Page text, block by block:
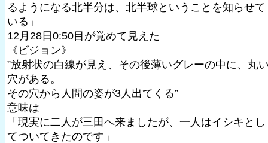
るようになる北半分は、北半球ということを知らせて
いる」
12月28日0:50目が覚めて見えた
《ビジョン》
”放射状の白線が見え、その後薄いグレーの中に、丸
穴がある。
その穴から人間の姿が3人出てくる”
意味は
「現実に二人が三田へ来ましたが、一人はイシキとし
てついてきたのです」